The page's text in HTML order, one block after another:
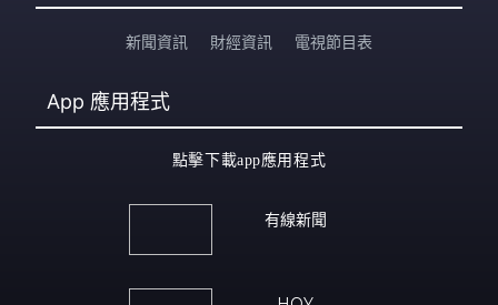
新聞資訊 財經資訊 電視節目表
App 應用程式
點擊下載app應用程式
有線新聞